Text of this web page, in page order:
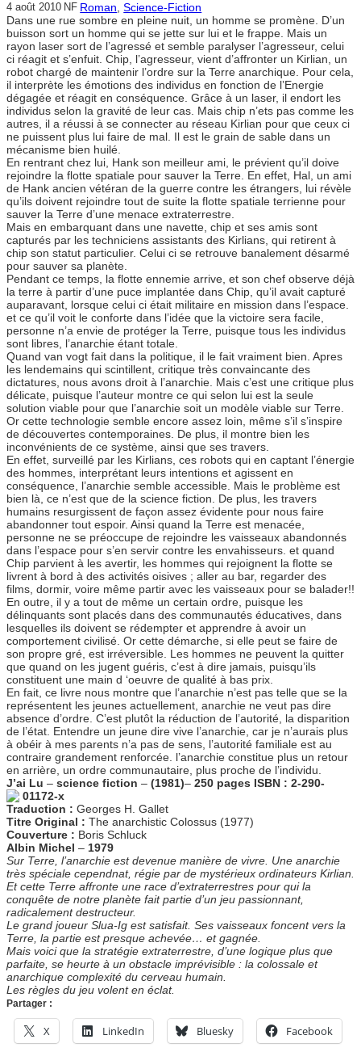
4 août 2010 NF Roman, Science-Fiction
Dans une rue sombre en pleine nuit, un homme se promène. D’un
buisson sort un homme qui se jette sur lui et le frappe. Mais un
rayon laser sort de l’agressé et semble paralyser l’agresseur, celui
ci réagit et s’enfuit. Chip, l’agresseur, vient d’affronter un Kirlian, un
robot chargé de maintenir l’ordre sur la Terre anarchique. Pour cela,
il interprète les émotions des individus en fonction de l’Energie
dégagée et réagit en conséquence. Grâce à un laser, il endort les
individus selon la gravité de leur cas. Mais chip n’ets pas comme les
autres, il a réussi à se connecter au réseau Kirlian pour que ceux ci
ne puissent plus lui faire de mal. Il est le grain de sable dans un
mécanisme bien huilé.
En rentrant chez lui, Hank son meilleur ami, le prévient qu’il doive
rejoindre la flotte spatiale pour sauver la Terre. En effet, Hal, un ami
de Hank ancien vétéran de la guerre contre les étrangers, lui révèle
qu’ils doivent rejoindre tout de suite la flotte spatiale terrienne pour
sauver la Terre d’une menace extraterrestre.
Mais en embarquant dans une navette, chip et ses amis sont
capturés par les techniciens assistants des Kirlians, qui retirent à
chip son statut particulier. Celui ci se retrouve banalement désarmé
pour sauver sa planète.
Pendant ce temps, la flotte ennemie arrive, et son chef observe déjà
la terre à partir d’une puce implantée dans Chip, qu’il avait capturé
auparavant, lorsque celui ci était militaire en mission dans l’espace.
et ce qu’il voit le conforte dans l’idée que la victoire sera facile,
personne n’a envie de protéger la Terre, puisque tous les individus
sont libres, l’anarchie étant totale.
Quand van vogt fait dans la politique, il le fait vraiment bien. Apres
les lendemains qui scintillent, critique très convaincante des
dictatures, nous avons droit à l’anarchie. Mais c’est une critique plus
délicate, puisque l’auteur montre ce qui selon lui est la seule
solution viable pour que l’anarchie soit un modèle viable sur Terre.
Or cette technologie semble encore assez loin, même s’il s’inspire
de découvertes contemporaines. De plus, il montre bien les
inconvénients de ce système, ainsi que ses travers.
En effet, surveillé par les Kirlians, ces robots qui en captant l’énergie
des hommes, interprétant leurs intentions et agissent en
conséquence, l’anarchie semble accessible. Mais le problème est
bien là, ce n’est que de la science fiction. De plus, les travers
humains resurgissent de façon assez évidente pour nous faire
abandonner tout espoir. Ainsi quand la Terre est menacée,
personne ne se préoccupe de rejoindre les vaisseaux abandonnés
dans l’espace pour s’en servir contre les envahisseurs. et quand
Chip parvient à les avertir, les hommes qui rejoignent la flotte se
livrent à bord à des activités oisives ; aller au bar, regarder des
films, dormir, voire même partir avec les vaisseaux pour se balader!!
En outre, il y a tout de même un certain ordre, puisque les
délinquants sont placés dans des communautés éducatives, dans
lesquelles ils doivent se rédempter et apprendre à avoir un
comportement civilisé. Or cette démarche, si elle peut se faire de
son propre gré, est irréversible. Les hommes ne peuvent la quitter
que quand on les jugent guéris, c’est à dire jamais, puisqu’ils
constituent une main d ‘oeuvre de qualité à bas prix.
En fait, ce livre nous montre que l’anarchie n’est pas telle que se la
représentent les jeunes actuellement, anarchie ne veut pas dire
absence d’ordre. C’est plutôt la réduction de l’autorité, la disparition
de l’état. Entendre un jeune dire vive l’anarchie, car je n’aurais plus
à obéir à mes parents n’a pas de sens, l’autorité familiale est au
contraire grandement renforcée. l’anarchie constitue plus un retour
en arrière, un ordre communautaire, plus proche de l’individu.
J’ai Lu – science fiction – (1981)– 250 pages ISBN : 2-290-
01172-x
Traduction : Georges H. Gallet
Titre Original : The anarchistic Colossus (1977)
Couverture : Boris Schluck
Albin Michel – 1979
Sur Terre, l’anarchie est devenue manière de vivre. Une anarchie
très spéciale cependnat, régie par de mystérieux ordinateurs Kirlian.
Et cette Terre affronte une race d’extraterrestres pour qui la
conquête de notre planète fait partie d’un jeu passionnant,
radicalement destructeur.
Le grand joueur Slua-Ig est satisfait. Ses vaisseaux foncent vers la
Terre, la partie est presque achevée… et gagnée.
Mais voici que la stratégie extraterrestre, d’une logique plus que
parfaite, se heurte à un obstacle imprévisible : la colossale et
anarchique complexité du cerveau humain.
Les règles du jeu volent en éclat.
Partager :
X LinkedIn Bluesky Facebook